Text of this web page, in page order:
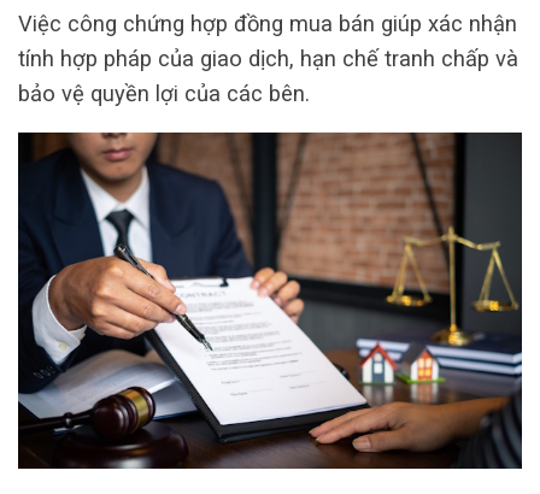
Việc công chứng hợp đồng mua bán giúp xác nhận
tính hợp pháp của giao dịch, hạn chế tranh chấp và
bảo vệ quyền lợi của các bên.